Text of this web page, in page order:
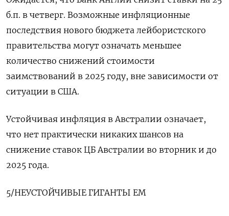
б.п. в четверг. Возможные инфляционные
последствия нового бюджета лейбористского
правительства могут означать меньшее
количество снижений стоимости
заимствований в 2025 году, вне зависимости от
ситуации в США.
Устойчивая инфляция в Австралии означает,
что нет практически никаких шансов на
снижение ставок ЦБ Австралии во вторник и до
2025 года.
5/НЕУСТОЙЧИВЫЕ ГИГАНТЫ EM